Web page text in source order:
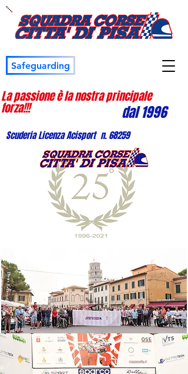
Safeguarding
La passione è la nostra principale
forza!!! dal 1996
Scuderia Licenza Acisport n. 68259